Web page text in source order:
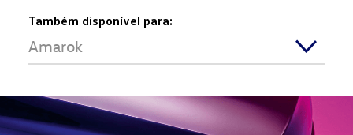
Também disponível para:
Amarok